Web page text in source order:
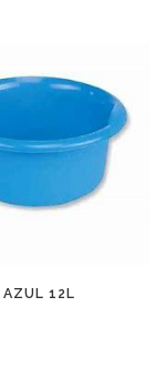
AZUL 12L